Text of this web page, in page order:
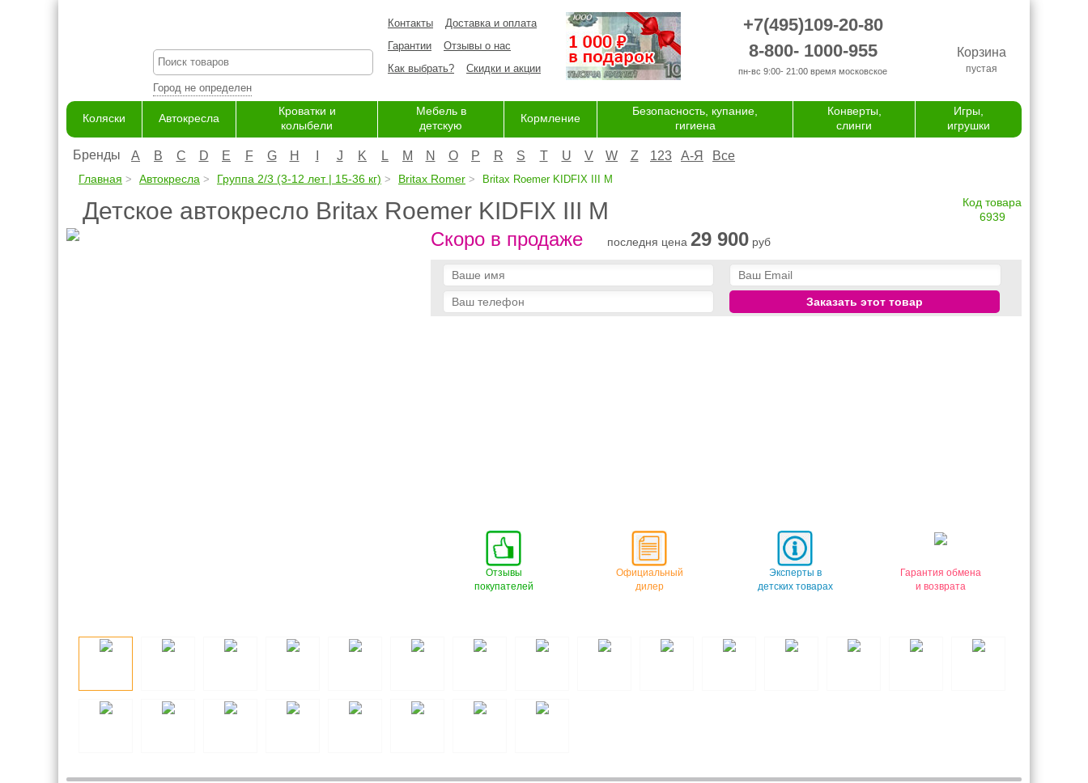
Город не определен
Контакты
Доставка и оплата
Гарантии
Отзывы о нас
Как выбрать?
Скидки и акции
+7(495)109-20-80
8-800- 1000-955
пн-вс 9:00- 21:00 время московское
Корзина
пустая
Коляски Автокресла
Кроватки и
колыбели
Мебель в
детскую
Кормление
Безопасность, купание,
гигиена
Конверты,
слинги
Игры,
игрушки
Бренды A B C D E F G H J K L M N O P R S T U V W Z 123 А-Я Все
Главная Автокресла Группа 2/3 (3-12 лет | 15-36 кг) Britax Romer Britax Roemer KIDFIX III M
Детское автокресло Britax Roemer KIDFIX III M
Код товара
6939
Скоро в продаже последня цена 29 900 руб
Заказать этот товар
Отзывы
покупателей
Официальный
дилер
Эксперты в
детских товарах
Гарантия обмена
и возврата